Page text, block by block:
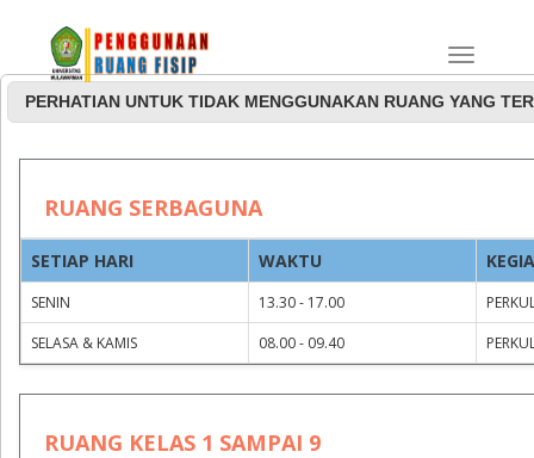
Jadwal Penggunaan
Ruang Rapat dan
Serbaguna
PERHATIAN UNTUK TIDAK MENGGUNAKAN RUANG YANG
RUANG SERBAGUNA
SETIAP HARI WAKTU
SENIN 13.30 - 17.00
SELASA & KAMIS
08.00 - 09.40
RUANG KELAS 1 SAMPAI 9